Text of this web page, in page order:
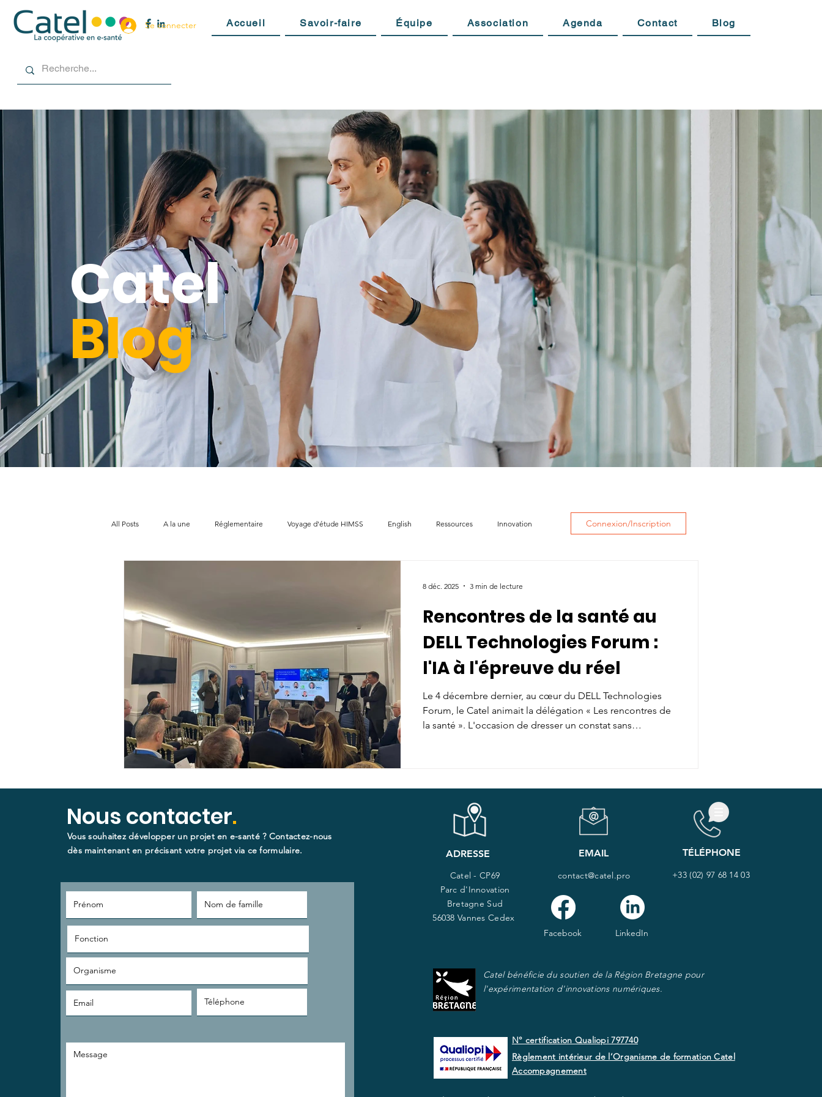
Se connecter Accueil Savoir-faire Équipe Association Agenda Contact Blog
Catel
Blog
All Posts A la une Réglementaire Voyage d'étude HIMSS English Ressources Innovation
Informations Témoignages Publications & ressources Actualités
Ressources adhérents Village Showroom Catel Santexpo IA Ressources
Insuffisance cardiaque Evénement adhérent Recommandation de Bonne Pratique
Efficience médicale & orga Insuffisance respiratoire Top adhérent
Ecosystème de santé
Connexion/Inscription
Rencontres de la santé au
DELL Technologies Forum :
l'IA à l'épreuve du réel
Le 4 décembre dernier, au cœur du DELL Technologies
Forum, le Catel animait la délégation « Les rencontres de
la santé ». L'occasion de dresser un constat sans
décor : nous sommes entrés dans « l'an 3 apr
8 déc. 2025 3 min de lecture
Nous contacter.
Vous souhaitez développer un projet en e-santé ? Contactez-nous
dès maintenant en précisant votre projet via ce formulaire.​
ADRESSE
Catel - CP69
Parc d'Innovation
Bretagne Sud
56038 Vannes Cedex
EMAIL
contact@catel.pro
Facebook LinkedIn
TÉLÉPHONE
+33 (02) 97 68 14 03
Catel bénéficie du soutien de la Région Bretagne pour
l'expérimentation d'innovations numériques.
N° certification Qualiopi 797740
Règlement intérieur de l’Organisme de formation Catel
Accompagnement